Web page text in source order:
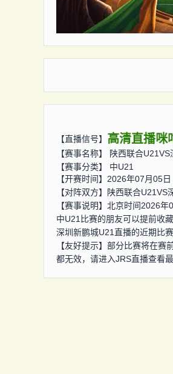
【直播信号】 高清直播 咪
【赛事名称】
陕西联合U21VS
【赛事分类】 中U21
【开赛时间】2026年07月05
【对阵双方】
陕西联合U21VS
【赛事说明】北京时间2026
中U21比赛的朋友可以提前收
深圳新鹏城U21直播的近期比
【友好提示】部分比赛将在
都无效，请进入JRS直播查看最